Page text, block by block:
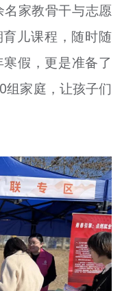
家教骨干与志愿
儿课程，随时随
假，更是准备了
组家庭，让孩子们